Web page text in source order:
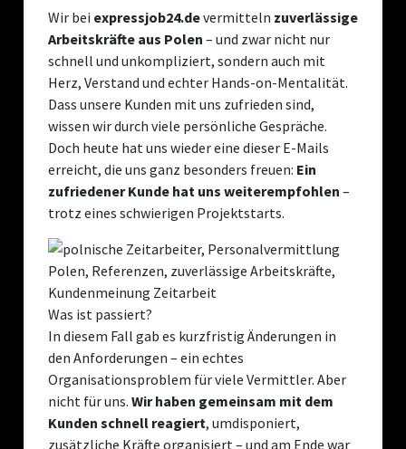
Wir bei expressjob24.devermitteln zuverlässige
Arbeitskräfte aus Polen – und zwar nicht nur
schnell und unkompliziert, sondern auch mit
Herz, Verstand und echter Hands-on-Mentalität.
Dass unsere Kunden mit uns zufrieden sind,
wissen wir durch viele persönliche Gespräche.
Doch heute hat uns wieder eine dieser E-Mails
erreicht, die uns ganz besonders freuen: Ein
zufriedener Kunde hat uns weiterempfohlen –
trotz eines schwierigen Projektstarts.
Was ist passiert?
In diesem Fall gab es kurzfristig Änderungen in
den Anforderungen – ein echtes
Organisationsproblem für viele Vermittler. Aber
nicht für uns. Wir haben gemeinsam mit dem
Kunden schnell reagiert, umdisponiert,
zusätzliche Kräfte organisiert – und am Ende war